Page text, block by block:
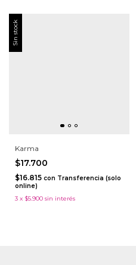
Sin stock
Karma
$17.700
$16.815 con Transferencia (solo
online)
3 x $5.900 sin interés